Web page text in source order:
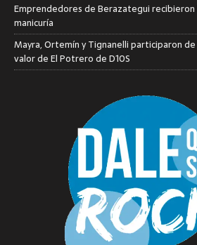
Emprendedores de Berazategui
manicuría
Mayra, Ortemín y Tignanelli participaron
valor de El Potrero de D10S